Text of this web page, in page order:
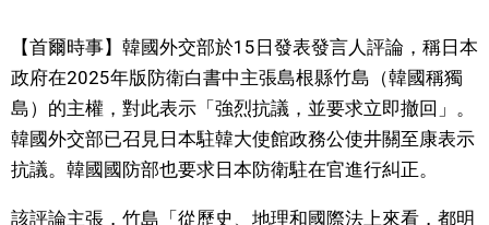
視覺日本
臺灣香港
【首爾時事】韓國外交部於15日發表發言人評論，稱日本
政府在2025年版防衛白書中主張島根縣竹島（韓國稱獨
島）的主權，對此表示「強烈抗議，並要求立即撤回」。
韓國外交部已召見日本駐韓大使館政務公使井關至康表示
抗議。韓國國防部也要求日本防衛駐在官進行糾正。
該評論主張，竹島「從歷史、地理和國際法上來看，都明